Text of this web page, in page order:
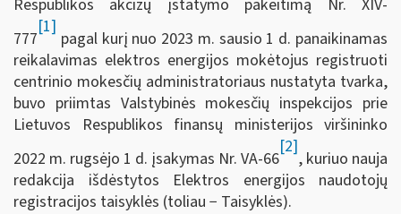
Respublikos akcizų įstatymo pakeitimą Nr.
XIV-
777
[1]
pagal kurį nuo 2023 m. sausio 1 d. panaikinamas
reikalavimas elektros energijos mokėtojus registruoti
centrinio mokesčių administratoriaus nustatyta tvarka,
buvo priimtas Valstybinės mokesčių inspekcijos prie
Lietuvos Respublikos finansų ministerijos viršininko
2022 m. rugsėjo 1 d. įsakymas Nr. VA-66
[2]
, kuriuo nauja
redakcija išdėstytos Elektros energijos naudotojų
registracijos taisyklės (toliau − Taisyklės).